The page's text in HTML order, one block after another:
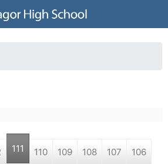
to navigation
111 110 109 108 107 106